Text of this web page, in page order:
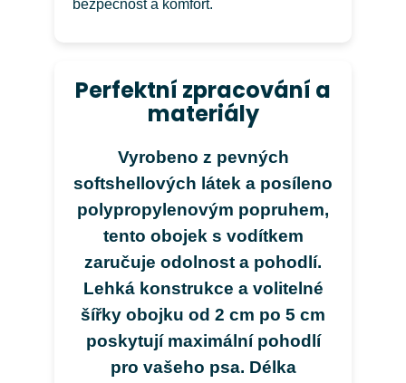
bezpečnost a komfort.
Perfektní zpracování a
materiály
Vyrobeno z pevných
softshellových látek a posíleno
polypropylenovým popruhem,
tento obojek s vodítkem
zaručuje odolnost a pohodlí.
Lehká konstrukce a volitelné
šířky obojku od 2 cm po 5 cm
poskytují maximální pohodlí
pro vašeho psa. Délka